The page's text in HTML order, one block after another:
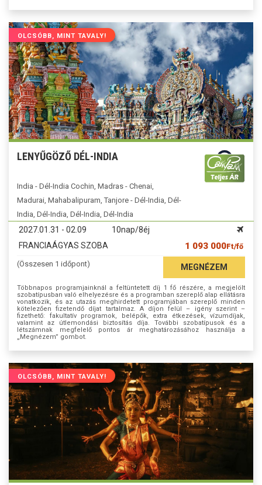
OLCSÓBB, MINT TAVALY!
LENYŰGÖZŐ DÉL-INDIA
India - Dél-India Cochin, Madras - Chenai,
Madurai, Mahabalipuram, Tanjore - Dél-India, Dél-
India, Dél-India, Dél-India, Dél-India
2027.01.31 - 02.09
10nap/8éj
FRANCIAÁGYAS SZOBA
1 093 000Ft/fő
(Összesen 1 időpont) MEGNÉZEM
Többnapos programjainknál a feltüntetett díj 1 fő részére, a megjelölt
szobatípusban való elhelyezésre és a programban szereplő alap ellátásra
vonatkozik, és az utazás meghirdetett programjában szereplő minden
kötelezően fizetendő díjat tartalmaz. A díjon felül – igény szerint –
fizethető: fakultatív programok, belépők, extra étkezések, vízumdíjak,
valamint az útlemondási biztosítás díja. További szobatípusok és a
létszámnak megfelelő pontos ár meghatározásához használja a
„Megnézem” gombot.
OLCSÓBB, MINT TAVALY!